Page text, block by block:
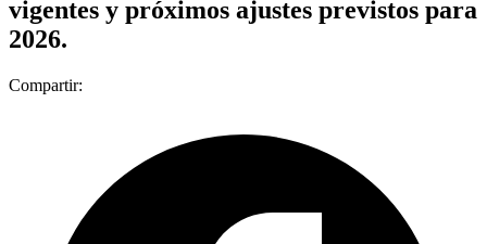
vigentes y próximos ajustes previstos para
2026.
Compartir: